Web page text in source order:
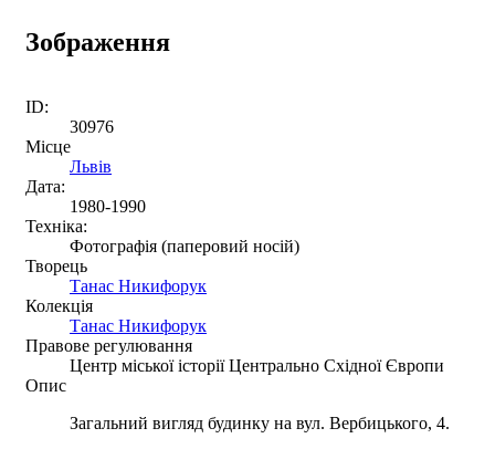
Зображення
ID:
30976
Місце
Львів
Дата:
1980-1990
Техніка:
Фотографія (паперовий носій)
Творець
Танас Никифорук
Колекція
Танас Никифорук
Правове регулювання
Центр міської історії Центрально Східної Європи
Опис
Загальний вигляд будинку на вул. Вербицького, 4.